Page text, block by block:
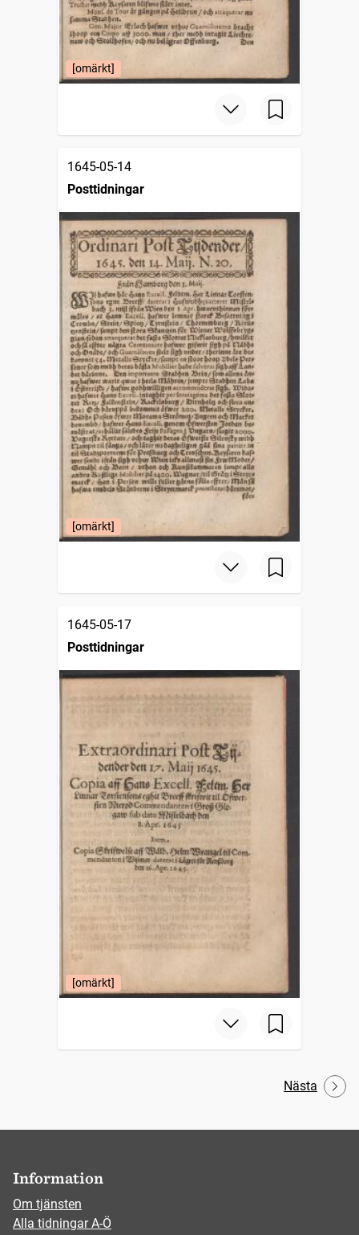
[omärkt]
1645-05-14
Posttidningar
[omärkt]
1645-05-17
Posttidningar
[omärkt]
Nästa
Information
Om tjänsten
Alla tidningar A-Ö